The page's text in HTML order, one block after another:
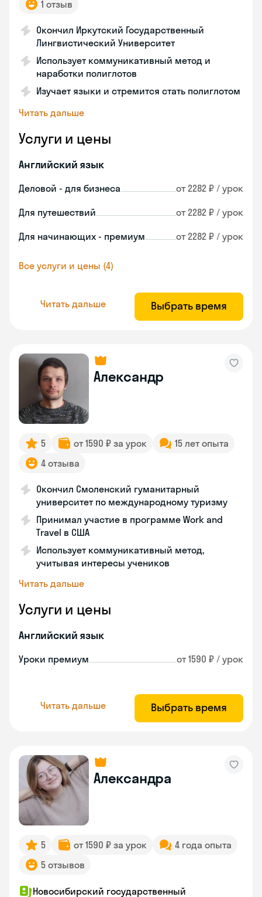
1 отзыв
Окончил Иркутский Государственный
Лингвистический Университет
Использует коммуникативный метод и
наработки полиглотов
Изучает языки и стремится стать полиглотом
Читать дальше
Услуги и цены
Английский язык
Деловой - для бизнеса от 2282 ₽ / урок
Для путешествий от 2282 ₽ / урок
Для начинающих - премиум от 2282 ₽ / урок
Все услуги и цены (4)
Читать дальше Выбрать время
Александр
5 от 1590 ₽ за урок
15 лет опыта
4 отзыва
Окончил Смоленский гуманитарный
университет по международному туризму
Принимал участие в программе Work and
Travel в США
Использует коммуникативный метод,
учитывая интересы учеников
Читать дальше
Услуги и цены
Английский язык
Уроки премиум от 1590 ₽ / урок
Читать дальше Выбрать время
Александра
5 от 1590 ₽ за урок
4 года опыта
5 отзывов
Новосибирский государственный